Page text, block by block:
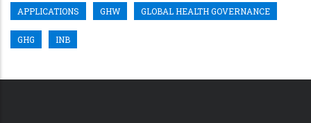
APPLICATIONS GHW GLOBAL HEALTH GOVERNANCE
GHG INB